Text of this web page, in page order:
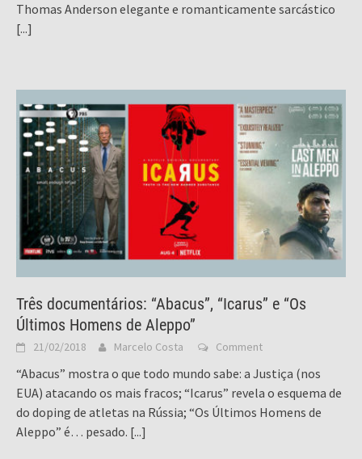
Thomas Anderson elegante e romanticamente sarcástico
[...]
Três documentários: “Abacus”, “Icarus” e “Os
Últimos Homens de Aleppo”
21/02/2018 Marcelo Costa Comment
“Abacus” mostra o que todo mundo sabe: a Justiça (nos
EUA) atacando os mais fracos; “Icarus” revela o esquema de
do doping de atletas na Rússia; “Os Últimos Homens de
Aleppo” é… pesado. [...]